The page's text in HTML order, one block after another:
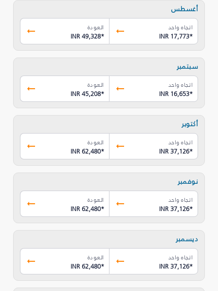
أغسطس
اتجاه واحد
INR 17,773*
العودة
INR 49,328*
سبتمبر
اتجاه واحد
INR 16,653*
العودة
INR 45,208*
أكتوبر
اتجاه واحد
INR 37,126*
العودة
INR 62,480*
نوفمبر
اتجاه واحد
INR 37,126*
العودة
INR 62,480*
ديسمبر
اتجاه واحد
INR 37,126*
العودة
INR 62,480*